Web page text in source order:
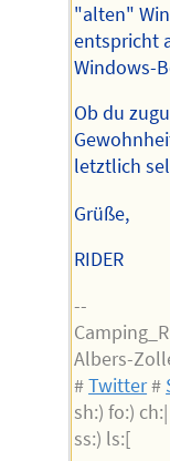
"alten"
entspricht
Windows-
Ob du
letztlich
Grüße,
RIDER
--
Albers-
#Twitter#
sh:) fo:)
ss:) ls:[